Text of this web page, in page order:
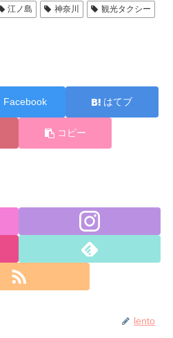
江ノ島 神奈川
観光タクシー
Facebook はてブ
コピー
lento